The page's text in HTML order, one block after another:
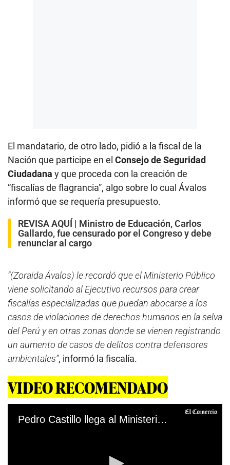
El mandatario, de otro lado, pidió a la fiscal de la
Nación que participe en el Consejo de Seguridad
Ciudadana y que proceda con la creación de
“fiscalías de flagrancia”, algo sobre lo cual Ávalos
informó que se requería presupuesto.
REVISA AQUÍ | Ministro de Educación, Carlos
Gallardo, fue censurado por el Congreso y debe
renunciar al cargo
“(Zoraida Ávalos) le recordó que el Ministerio Público
viene solicitando al Ejecutivo recursos para crear
fiscalías especializadas que puedan abocarse a los
casos de violaciones de derechos humanos en la selva
del Perú y en otras zonas donde se vienen registrando
un aumento de casos de delitos contra defensores
ambientales”, informó la fiscalía.
VIDEO RECOMENDADO
Pedro Castillo llega al Ministerio Público